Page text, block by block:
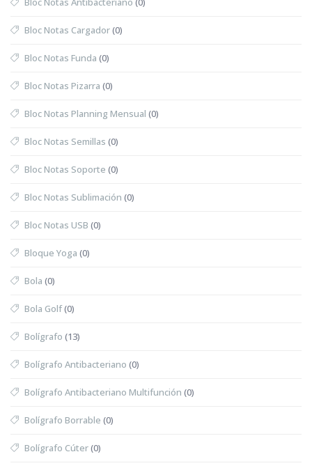
Bloc Notas Cargador(0)
Bloc Notas Funda (0)
Bloc Notas Pizarra (0)
Bloc Notas Planning Mensual (0)
Bloc Notas Semillas (0)
Bloc Notas Soporte (0)
Bloc Notas Sublimación (0)
Bloc Notas USB (0)
Bloque Yoga (0)
Bola (0)
Bola Golf(0)
Bolígrafo (13)
Bolígrafo Antibacteriano (0)
Bolígrafo Antibacteriano Multifunción (0)
Bolígrafo Borrable (0)
Bolígrafo Cúter(0)